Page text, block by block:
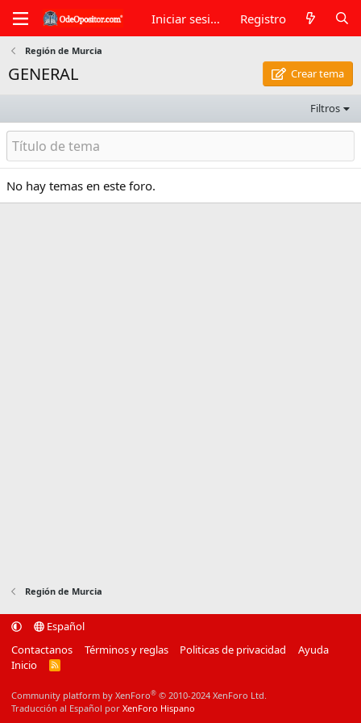
Iniciar sesión Registro
Región de Murcia
GENERAL Crear tema
Filtros
No hay temas en este foro.
Región de Murcia
Español
Contactanos
Términos y reglas Politicas de privacidad
Ayuda
Inicio
R
Community platform by XenForo® © 2010-2024 XenForo Ltd.
Traducción al Español por XenForo Hispano